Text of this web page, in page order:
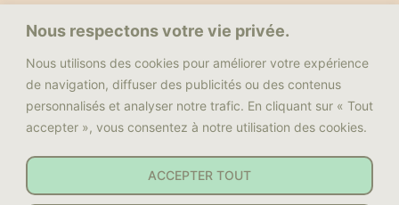
Nous respectons votre vie privée.
Nous utilisons des cookies pour améliorer votre expérience
de navigation, diffuser des publicités ou des contenus
personnalisés et analyser notre trafic. En cliquant sur « Tout
accepter », vous consentez à notre utilisation des cookies.
ACCEPTER TOUT
NOUS SUIVRE
Facebook
Youtube
Instagram
Nous contacter